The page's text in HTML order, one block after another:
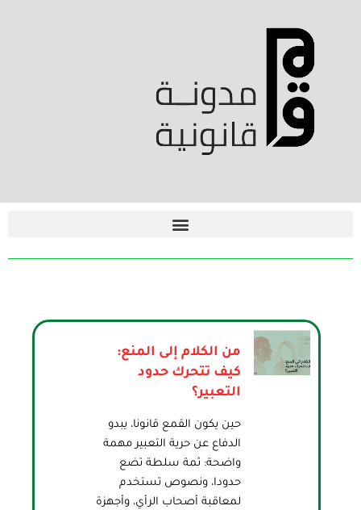
من الكلام إلى المنع:
كيف تتحرك حدود
التعبير؟
حين يكون القمع قانونا، يبدو
الدفاع عن حرية التعبير مهمة
واضحة: ثمة سلطة تضع
حدودا، ونصوص تستخدم
لمعاقبة أصحاب الرأي، وأجهزة